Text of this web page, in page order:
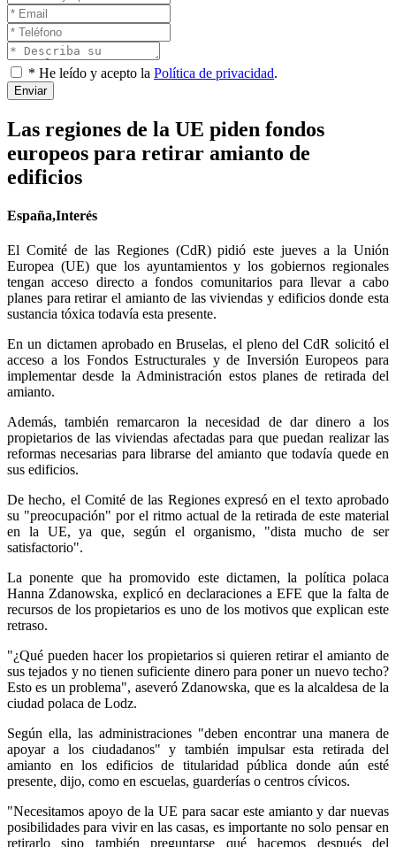
* He leído y acepto la Política de privacidad.
Enviar
Las regiones de la UE piden fondos
europeos para retirar amianto de
edificios
España,Interés
El Comité de las Regiones (CdR) pidió este jueves a la Unión
Europea (UE) que los ayuntamientos y los gobiernos regionales
tengan acceso directo a fondos comunitarios para llevar a cabo
planes para retirar el amianto de las viviendas y edificios donde esta
sustancia tóxica todavía esta presente.
En un dictamen aprobado en Bruselas, el pleno del CdR solicitó el
acceso a los Fondos Estructurales y de Inversión Europeos para
implementar desde la Administración estos planes de retirada del
amianto.
Además, también remarcaron la necesidad de dar dinero a los
propietarios de las viviendas afectadas para que puedan realizar las
reformas necesarias para librarse del amianto que todavía quede en
sus edificios.
De hecho, el Comité de las Regiones expresó en el texto aprobado
su "preocupación" por el ritmo actual de la retirada de este material
en la UE, ya que, según el organismo, "dista mucho de ser
satisfactorio".
La ponente que ha promovido este dictamen, la política polaca
Hanna Zdanowska, explicó en declaraciones a EFE que la falta de
recursos de los propietarios es uno de los motivos que explican este
retraso.
"¿Qué pueden hacer los propietarios si quieren retirar el amianto de
sus tejados y no tienen suficiente dinero para poner un nuevo techo?
Esto es un problema", aseveró Zdanowska, que es la alcaldesa de la
ciudad polaca de Lodz.
Según ella, las administraciones "deben encontrar una manera de
apoyar a los ciudadanos" y también impulsar esta retirada del
amianto en los edificios de titularidad pública donde aún esté
presente, dijo, como en escuelas, guarderías o centros cívicos.
"Necesitamos apoyo de la UE para sacar este amianto y dar nuevas
posibilidades para vivir en las casas, es importante no solo pensar en
retirarlo sino también preguntarse qué hacemos después del